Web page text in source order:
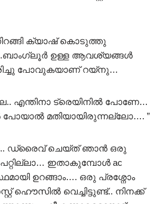
ക്യാഷ് കൊടുത്തു
ഉള്ള ആവശ്യങ്ങൾ
പോവുകയാണ് റയ്നു…
എന്തിനാ ട്രെയിനിൽ പോണേ…
മതിയായിരുന്നല്ലോ…. ”
ഡ്രൈവ് ചെയ്ത് ഞാൻ ഒരു
പറ്റില്ലാ… ഇതാകുമ്പോൾ ac
ഉറങ്ങാം…. ഒരു പ്രശ്നോം
ഹൌസിൽ വെച്ചിട്ടുണ്ട്.. നിനക്ക്